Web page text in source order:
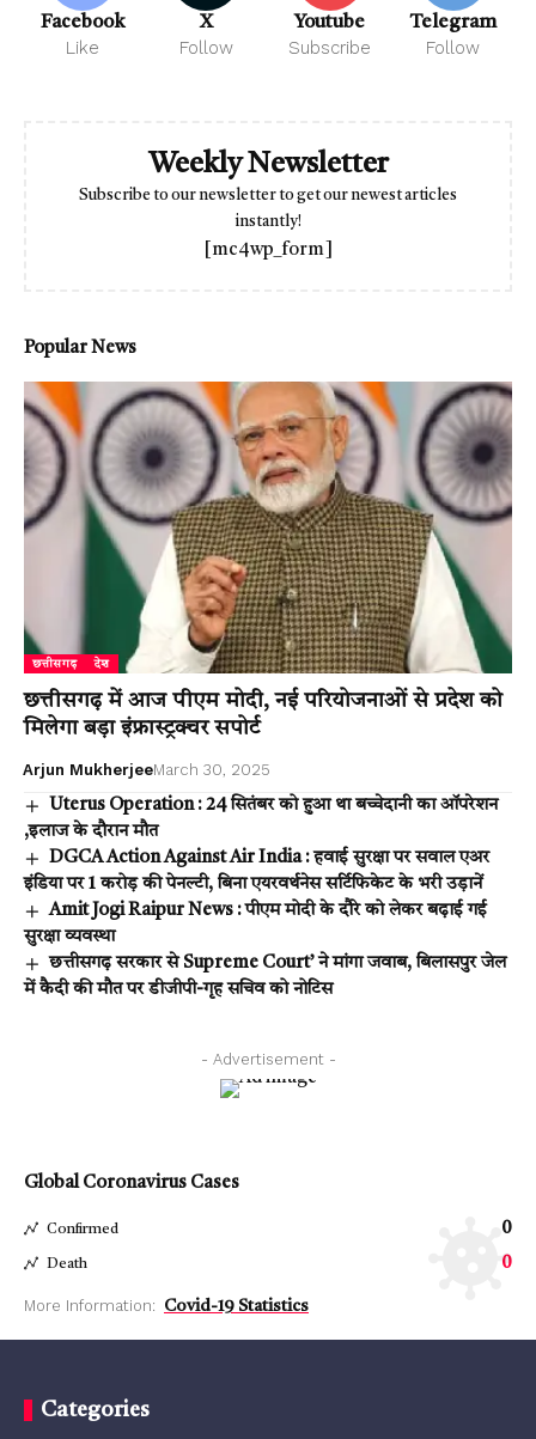
Facebook
Like
X
Follow
Youtube
Subscribe
Telegram
Follow
Weekly Newsletter
Subscribe to our newsletter to get our newest articles
instantly!
[mc4wp_form]
Popular News
छत्तीसगढ़ देश
छत्तीसगढ़ में आज पीएम मोदी, नई परियोजनाओं से प्रदेश को
मिलेगा बड़ा इंफ्रास्ट्रक्चर सपोर्ट
Arjun MukherjeeMarch 30, 2025
Uterus Operation : 24 सितंबर को हुआ था बच्चेदानी का ऑपरेशन
,इलाज के दौरान मौत
DGCA Action Against Air India : हवाई सुरक्षा पर सवाल एअर
इंडिया पर 1 करोड़ की पेनल्टी, बिना एयरवर्थनेस सर्टिफिकेट के भरी उड़ानें
Amit Jogi Raipur News : पीएम मोदी के दौरे को लेकर बढ़ाई गई
सुरक्षा व्यवस्था
छत्तीसगढ़ सरकार से Supreme Court’ ने मांगा जवाब, बिलासपुर जेल
में कैदी की मौत पर डीजीपी-गृह सचिव को नोटिस
- Advertisement -
Global Coronavirus Cases
Confirmed 0
Death 0
More Information: Covid-19 Statistics
Categories